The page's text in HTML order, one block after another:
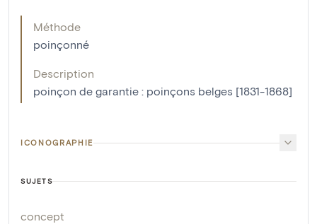
Méthode
poinçonné
Description
poinçon de garantie : poinçons belges [1831-1868]
ICONOGRAPHIE
SUJETS
concept